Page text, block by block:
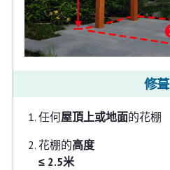
修葺
任何屋頂上或地面的花棚
花棚的高度
≤ 2.5米